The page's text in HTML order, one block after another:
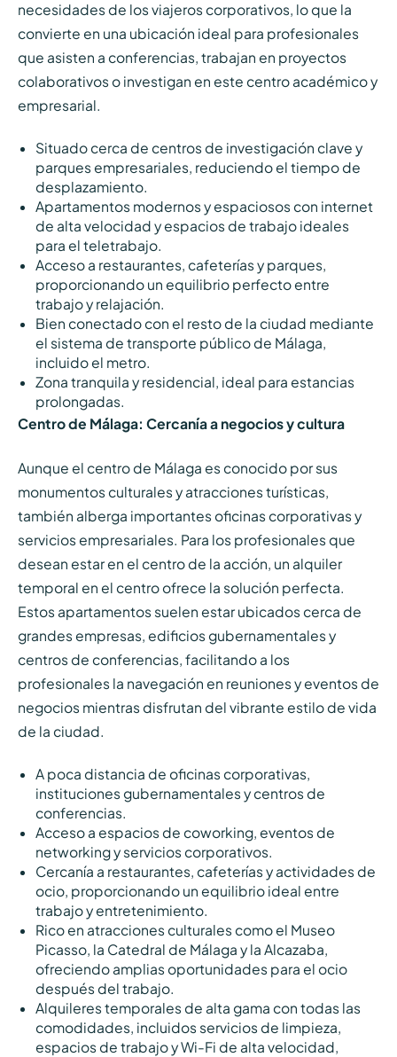
necesidades de los viajeros corporativos, lo que la
convierte en una ubicación ideal para profesionales
que asisten a conferencias, trabajan en proyectos
colaborativos o investigan en este centro académico y
empresarial.
Situado cerca de centros de investigación clave y
parques empresariales, reduciendo el tiempo de
desplazamiento.
Apartamentos modernos y espaciosos con internet
de alta velocidad y espacios de trabajo ideales
para el teletrabajo.
Acceso a restaurantes, cafeterías y parques,
proporcionando un equilibrio perfecto entre
trabajo y relajación.
Bien conectado con el resto de la ciudad mediante
el sistema de transporte público de Málaga,
incluido el metro.
Zona tranquila y residencial, ideal para estancias
prolongadas.
Centro de Málaga: Cercanía a negocios y cultura
Aunque el centro de Málaga es conocido por sus
monumentos culturales y atracciones turísticas,
también alberga importantes oficinas corporativas y
servicios empresariales. Para los profesionales que
desean estar en el centro de la acción, un alquiler
temporal en el centro ofrece la solución perfecta.
Estos apartamentos suelen estar ubicados cerca de
grandes empresas, edificios gubernamentales y
centros de conferencias, facilitando a los
profesionales la navegación en reuniones y eventos de
negocios mientras disfrutan del vibrante estilo de vida
de la ciudad.
A poca distancia de oficinas corporativas,
instituciones gubernamentales y centros de
conferencias.
Acceso a espacios de coworking, eventos de
networking y servicios corporativos.
Cercanía a restaurantes, cafeterías y actividades de
ocio, proporcionando un equilibrio ideal entre
trabajo y entretenimiento.
Rico en atracciones culturales como el Museo
Picasso, la Catedral de Málaga y la Alcazaba,
ofreciendo amplias oportunidades para el ocio
después del trabajo.
Alquileres temporales de alta gama con todas las
comodidades, incluidos servicios de limpieza,
espacios de trabajo y Wi-Fi de alta velocidad,